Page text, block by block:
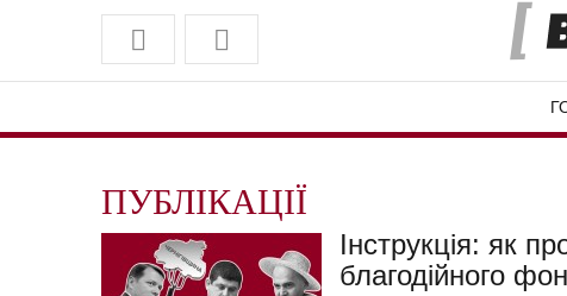
ПУБЛІКАЦІЇ
Інструкція: як
благодійного